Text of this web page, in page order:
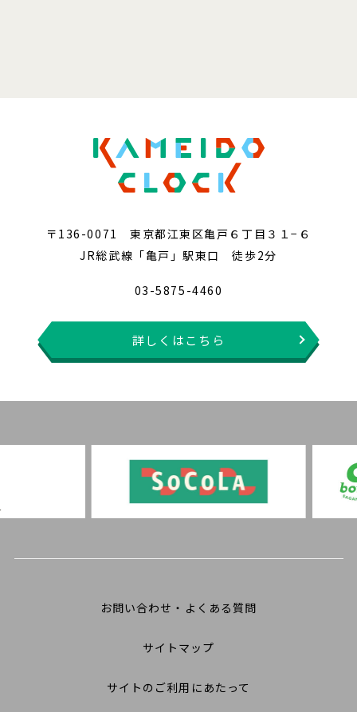
〒136-0071 東京都江東区亀戸６丁目３１−６
JR総武線「亀戸」駅東口 徒歩2分
03-5875-4460
詳しくはこちら
お問い合わせ・よくある質問
サイトマップ
サイトのご利用にあたって